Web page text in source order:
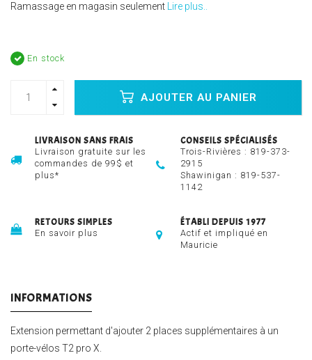
Ramassage en magasin seulement Lire plus..
En stock
AJOUTER AU PANIER
LIVRAISON SANS FRAIS
Livraison gratuite sur les
commandes de 99$ et
plus*
CONSEILS SPÉCIALISÉS
Trois-Rivières : 819-373-
2915
Shawinigan : 819-537-
1142
RETOURS SIMPLES
En savoir plus
ÉTABLI DEPUIS 1977
Actif et impliqué en
Mauricie
INFORMATIONS
Extension permettant d'ajouter 2 places supplémentaires à un
porte-vélos T2 pro X.